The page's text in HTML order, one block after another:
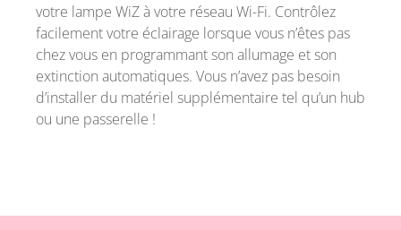
votre lampe WiZ à votre réseau Wi-Fi. Contrôlez
facilement votre éclairage lorsque vous n’êtes pas
chez vous en programmant son allumage et son
extinction automatiques. Vous n’avez pas besoin
d’installer du matériel supplémentaire tel qu’un hub
ou une passerelle !